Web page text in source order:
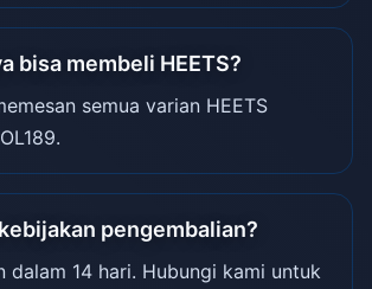
bisa membeli HEETS?
semua varian HEETS
pengembalian?
dalam 14 hari. Hubungi kami untuk